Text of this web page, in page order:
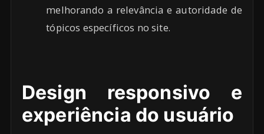
melhorando a relevância e autoridade de
tópicos específicos no site.
Design responsivo e
experiência do usuário